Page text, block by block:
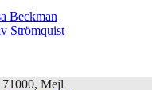
Beckman
Strömquist
71000, Mejl